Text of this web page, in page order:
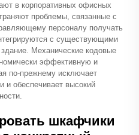
в корпоративных офисных
проблемы, связанные с
персоналу получать
с существующими
Механические кодовые
эффективную и
по-прежнему исключает
и обеспечивает высокий
шкафчики